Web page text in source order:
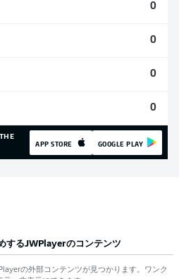
0
0
0
0
APP STORE GOOGLE PLAY
するJWPlayerのコンテンツ
の外部コンテンツが見つかります。ワンク